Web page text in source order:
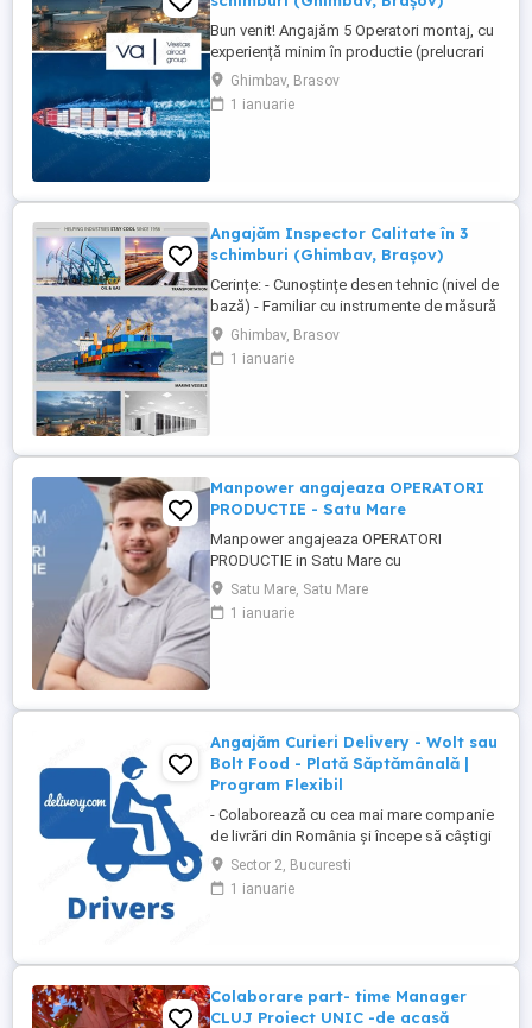
Bun venit! Angajăm 5 Operatori montaj, cu
experiență minim în productie (prelucrari
prin aschiere). Căutăm persoane serioase,
dornice să învețe și să muncească, se va
oferi instruire la locul de muncă. Program:
Ghimbav, Brasov
1 ianuarie
Angajăm Inspector Calitate în 3
schimburi (Ghimbav, Brașov)
Cerințe: - Cunoștințe desen tehnic (nivel de
bază) - Familiar cu instrumente de măsură
și control (ex. șubler) - Limba engleză
(nivel incepator) - Cunoștințe operare PC
(email, Excel) - Abilități bune de lucru în
Ghimbav, Brasov
1 ianuarie
Manpower angajeaza OPERATORI
PRODUCTIE - Satu Mare
Manpower angajeaza OPERATORI
PRODUCTIE in Satu Mare cu
disponibilitate la 3 schimburi.
Responsabilitati principale: - asamblarea
componentelor electrice si electronice
echipamentelor ...
Satu Mare, Satu Mare
1 ianuarie
Angajăm Curieri Delivery - Wolt sau
Bolt Food - Plată Săptămânală |
Program Flexibil
- Colaborează cu cea mai mare companie
de livrări din România și începe să câștigi
rapid! - Cerințe: Minim 18 ani Mijloc de
transport propriu (mașină, scuter,
motocicletă sau bicicletă) Telefon mobil
atractive ...
Sector 2, Bucuresti
1 ianuarie
Colaborare part- time Manager
CLUJ Proiect UNIC -de acasă